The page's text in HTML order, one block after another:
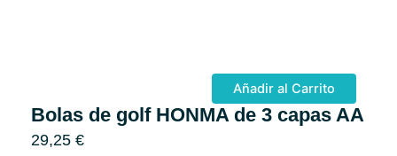
Añadir al Carrito
Bolas de golf HONMA de 3 capas AA
29,25 €